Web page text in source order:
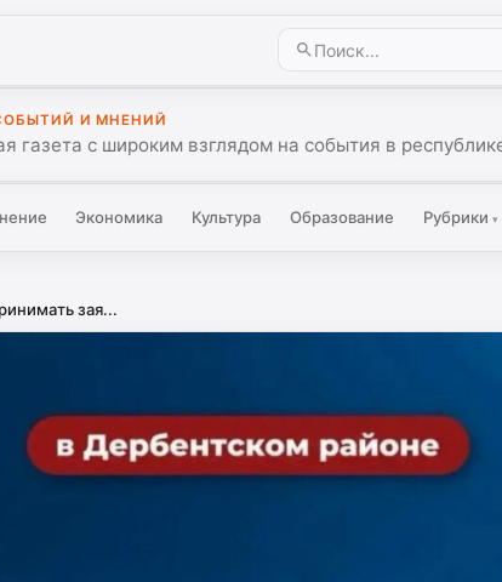
И МНЕНИЙ
газета с широким взглядом на события в
Экономика Культура Образование Рубрики ▾
зая...